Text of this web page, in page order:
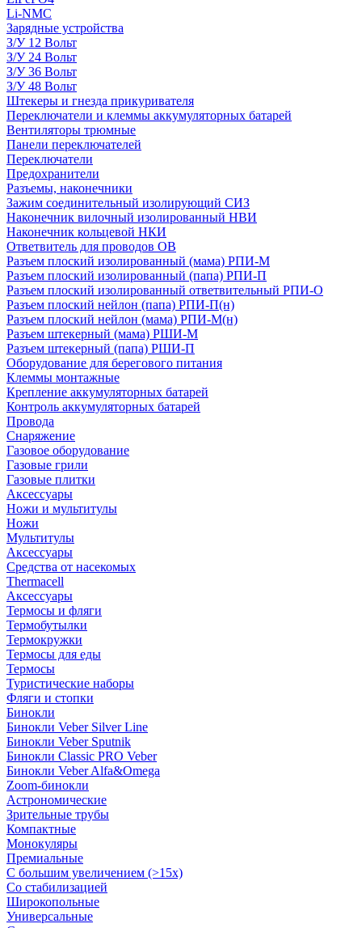
Li-NMC
Зарядные устройства
З/У 12 Вольт
З/У 24 Вольт
З/У 36 Вольт
З/У 48 Вольт
Штекеры и гнезда прикуривателя
Переключатели и клеммы аккумуляторных батарей
Вентиляторы трюмные
Панели переключателей
Переключатели
Предохранители
Разъемы, наконечники
Зажим соединительный изолирующий СИЗ
Наконечник вилочный изолированный НВИ
Наконечник кольцевой НКИ
Ответвитель для проводов ОВ
Разъем плоский изолированный (мама) РПИ-М
Разъем плоский изолированный (папа) РПИ-П
Разъем плоский изолированный ответвительный РПИ-О
Разъем плоский нейлон (папа) РПИ-П(н)
Разъем плоский нейлон (мама) РПИ-М(н)
Разъем штекерный (мама) РШИ-М
Разъем штекерный (папа) РШИ-П
Оборудование для берегового питания
Клеммы монтажные
Крепление аккумуляторных батарей
Контроль аккумуляторных батарей
Провода
Снаряжение
Газовое оборудование
Газовые грили
Газовые плитки
Аксессуары
Ножи и мультитулы
Ножи
Мультитулы
Аксессуары
Средства от насекомых
Thermacell
Аксессуары
Термосы и фляги
Термобутылки
Термокружки
Термосы для еды
Термосы
Туристические наборы
Фляги и стопки
Бинокли
Бинокли Veber Silver Line
Бинокли Veber Sputnik
Бинокли Classic PRO Veber
Бинокли Veber Alfa&Omega
Zoom-бинокли
Астрономические
Зрительные трубы
Компактные
Монокуляры
Премиальные
С большим увеличением (>15x)
Со стабилизацией
Широкопольные
Универсальные